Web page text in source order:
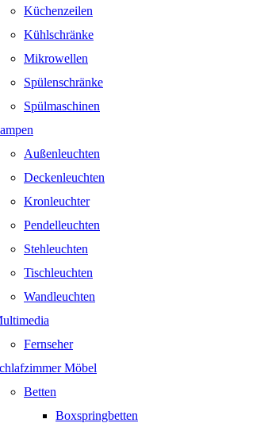
Küchenzeilen
Kühlschränke
Mikrowellen
Spülenschränke
Spülmaschinen
Außenleuchten
Deckenleuchten
Kronleuchter
Pendelleuchten
Stehleuchten
Tischleuchten
Wandleuchten
Fernseher
Möbel
Betten
Boxspringbetten